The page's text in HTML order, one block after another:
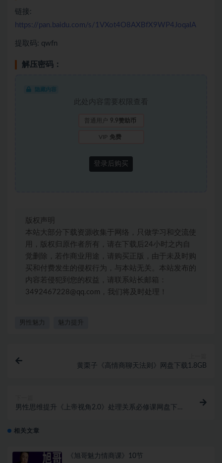
链接:
https://pan.baidu.com/s/1VXot4O8AXBfX9WP4JoqaIA
提取码: qwfn
解压密码：
隐藏内容
此处内容需要权限查看
普通用户 9.9赞助币
VIP 免费
登录后购买
版权声明
本站大部分下载资源收集于网络，只做学习和交流使
用，版权归原作者所有，请在下载后24小时之内自
觉删除，若作商业用途，请购买正版，由于未及时购
买和付费发生的侵权行为，与本站无关。本站发布的
内容若侵犯到您的权益，请联系站长邮箱：
3492467228@qq.com，我们将及时处理！
男性魅力 魅力提升
黄栗子《高情商聊天法则》网盘下载1.8GB
男性思维提升《上帝视角2.0》处理关系必修课网盘下
相关文章
《旭哥魅力情商课》10节